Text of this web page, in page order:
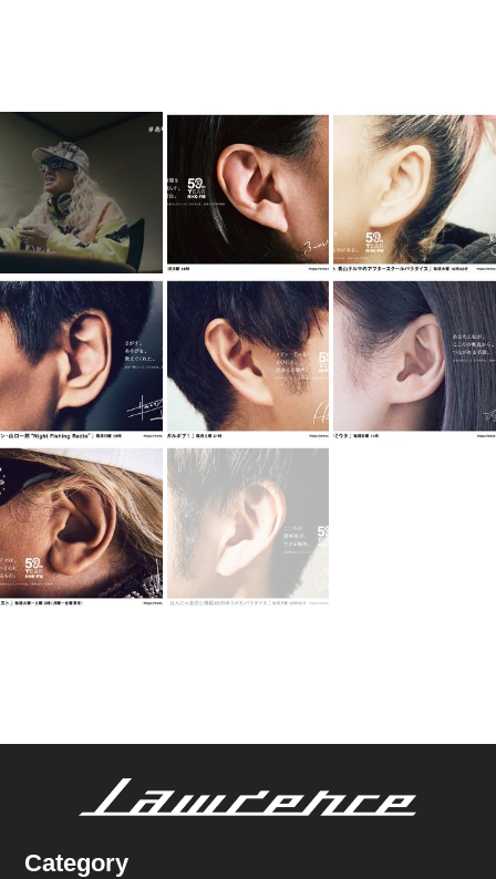
Category